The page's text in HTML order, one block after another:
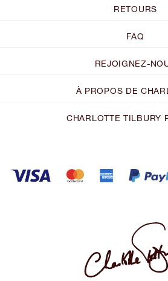
RETOURS
FAQ
REJOIGNEZ-
À PROPOS DE
CHARLOTTE TILBURY